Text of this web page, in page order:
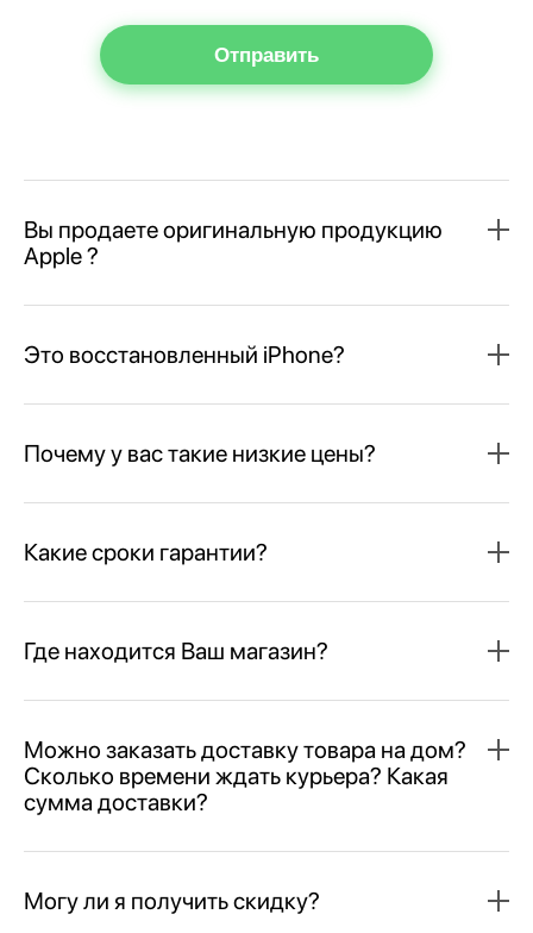
Отправить
Вы продаете оригинальную продукцию
Apple ?
Это восстановленный iPhone?
Почему у вас такие низкие цены?
Какие сроки гарантии?
Где находится Ваш магазин?
Можно заказать доставку товара на дом?
Сколько времени ждать курьера? Какая
сумма доставки?
Могу ли я получить скидку?